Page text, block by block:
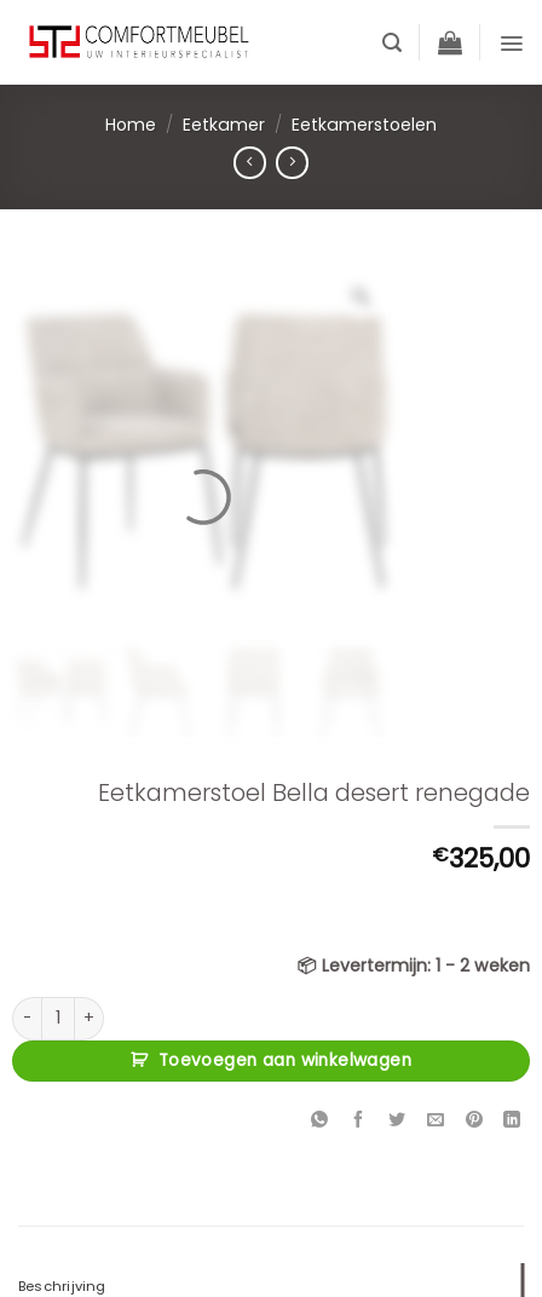
content
Home / Eetkamer / Eetkamerstoelen
Eetkamerstoel Bella desert renegade
€325,00
📦 Levertermijn: 1 - 2 weken
Eetkamerstoel Bella desert renegade aantal
Toevoegen aan winkelwagen
Beschrijving